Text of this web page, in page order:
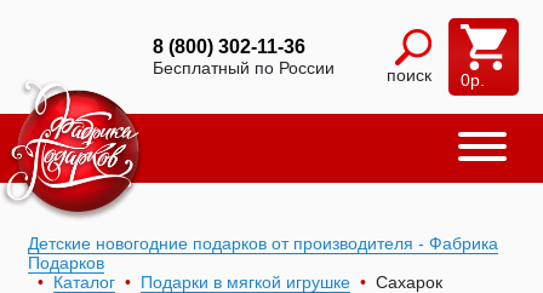
8 (800) 302-11-36
Бесплатный по России поиск 0р.
Детские новогодние подарков от производителя - Фабрика
Подарков
Каталог
Подарки в мягкой игрушке Сахарок